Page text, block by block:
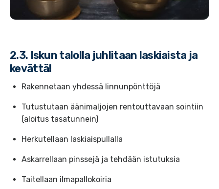
2.3. Iskun talolla juhlitaan laskiaista ja
kevättä!
Rakennetaan yhdessä linnunpönttöjä
Tutustutaan äänimaljojen rentouttavaan sointiin
(aloitus tasatunnein)
Herkutellaan laskiaispullalla
Askarrellaan pinssejä ja tehdään istutuksia
Taitellaan ilmapallokoiria